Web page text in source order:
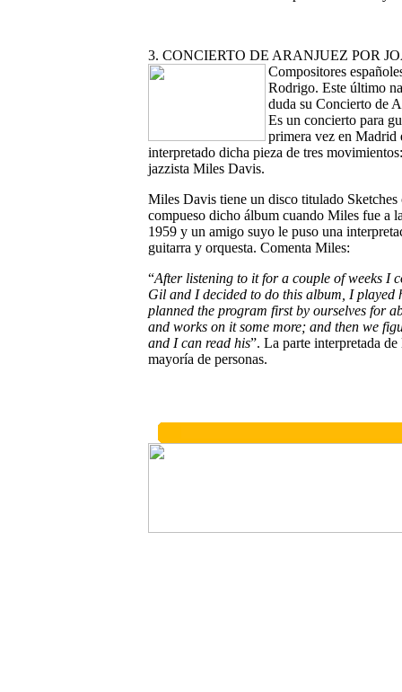
3. CONCIERTO DE ARANJUEZ POR
Compositores
Rodrigo. Este último
duda su Concierto de
Es un concierto para
primera vez en Madrid
interpretado dicha pieza de tres
jazzista Miles Davis.
Miles Davis tiene un disco titulado
compueso dicho álbum cuando Miles fue a
1959 y un amigo suyo le puso una
guitarra y orquesta. Comenta Miles:
“After listening to it for a couple of weeks I
Gil and I decided to do this album, I played
planned the program first by ourselves for
and works on it some more; and then we
and I can read his”. La parte interpretada
mayoría de personas.